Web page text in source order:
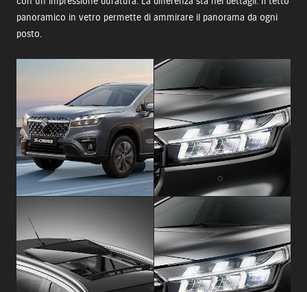
panoramico in vetro permette di ammirare il panorama da ogni
posto.